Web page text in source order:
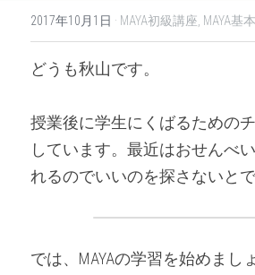
2017年10月1日 · MAYA初級講座, MAYA基
どうも秋山です。
授業後に学生にくばるための
しています。最近はおせんべ
れるのでいいのを探さないとで
では、MAYAの学習を始めまし